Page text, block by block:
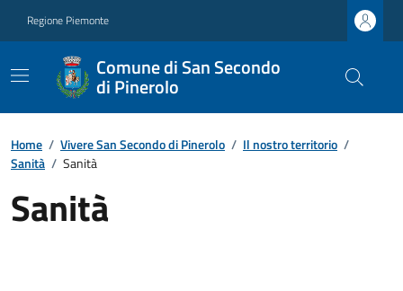
Regione Piemonte
Comune di San Secondo
di Pinerolo
Home / Vivere San Secondo di Pinerolo / Il nostro territorio /
Sanità / Sanità
Sanità